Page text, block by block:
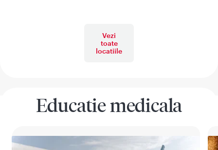
Vezi
toate
locatiile
Educatie medicala